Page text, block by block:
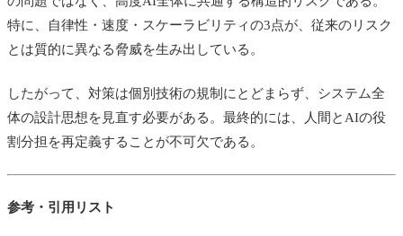
特に、自律性・速度・スケーラビリティの3点が、従来のリスク
とは質的に異なる脅威を生み出している。
したがって、対策は個別技術の規制にとどまらず、システム全
体の設計思想を見直す必要がある。最終的には、人間とAIの役
割分担を再定義することが不可欠である。
参考・引用リスト